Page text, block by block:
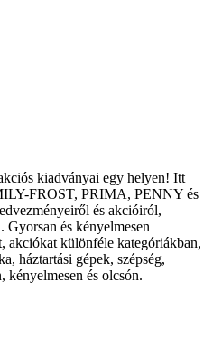
kiadványai egy helyen! Itt
FROST, PRIMA, PENNY és
és akcióiról,
Gyorsan és kényelmesen
akciókat különféle kategóriákban,
háztartási gépek, szépség,
kényelmesen és olcsón.